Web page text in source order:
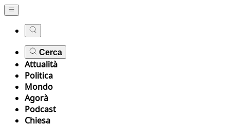
Cerca
Attualità
Politica
Mondo
Agorà
Podcast
Chiesa